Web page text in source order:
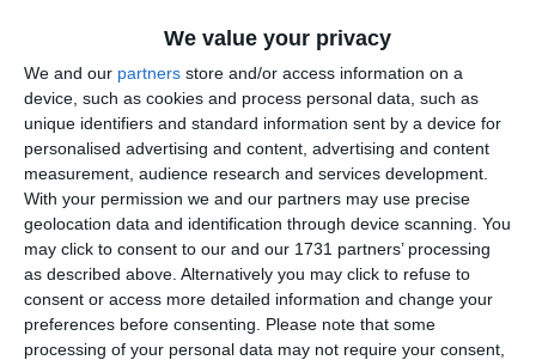
We value your privacy
We and our partners store and/or access information on a
device, such as cookies and process personal data, such as
unique identifiers and standard information sent by a device for
personalised advertising and content, advertising and content
measurement, audience research and services development.
With your permission we and our partners may use precise
geolocation data and identification through device scanning. You
may click to consent to our and our 1731 partners’ processing
as described above. Alternatively you may click to refuse to
consent or access more detailed information and change your
preferences before consenting.
Please note that some
processing of your personal data may not require your consent,